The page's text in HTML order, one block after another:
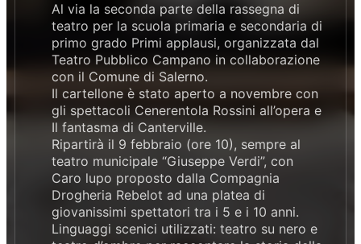
Al via la seconda parte della rassegna di
teatro per la scuola primaria e secondaria di
primo grado Primi applausi, organizzata dal
Teatro Pubblico Campano in collaborazione
con il Comune di Salerno.
Il cartellone è stato aperto a novembre con
gli spettacoli Cenerentola Rossini all’opera e
Il fantasma di Canterville.
Ripartirà il 9 febbraio (ore 10), sempre al
teatro municipale “Giuseppe Verdi”, con
Caro lupo proposto dalla Compagnia
Drogheria Rebelot ad una platea di
giovanissimi spettatori tra i 5 e i 10 anni.
Linguaggi scenici utilizzati: teatro su nero e